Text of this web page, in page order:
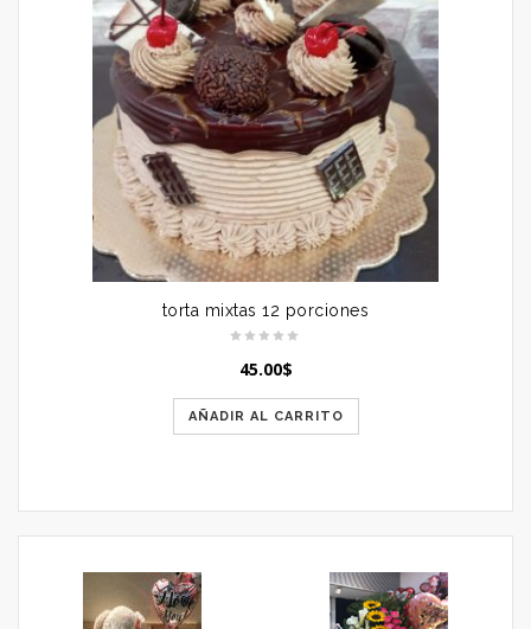
torta mixtas 12 porciones
45.00$
AÑADIR AL CARRITO